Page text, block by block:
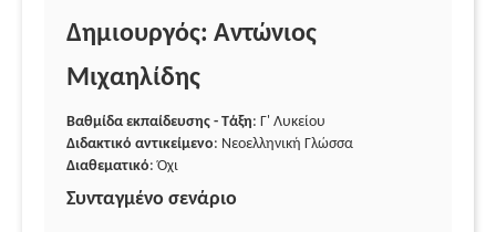
Δημιουργός: Αντώνιος
Μιχαηλίδης
Βαθμίδα εκπαίδευσης - Τάξη: Γ' Λυκείου
Διδακτικό αντικείμενο: Νεοελληνική Γλώσσα
Διαθεματικό: Όχι
Συνταγμένο σενάριο